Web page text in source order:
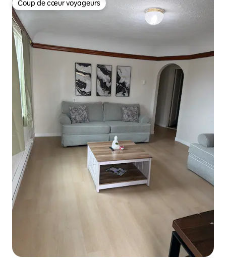
Coup de cœur voyageurs
Coup de cœur voyageurs